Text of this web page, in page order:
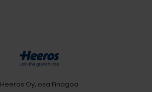
Heeros Oy, osa Finagoa